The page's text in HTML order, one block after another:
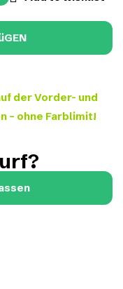
der Vorder- und
– ohne Farblimit!